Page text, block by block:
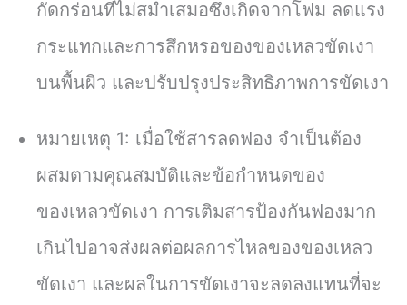
กัดกร่อนที่ไม่สม่ำเสมอซึ่งเกิดจากโฟม ลดแรง
กระแทกและการสึกหรอของของเหลวขัดเงา
บนพื้นผิว และปรับปรุงประสิทธิภาพการขัดเงา
หมายเหตุ 1: เมื่อใช้สารลดฟอง จำเป็นต้อง
ผสมตามคุณสมบัติและข้อกำหนดของ
ของเหลวขัดเงา การเติมสารป้องกันฟองมาก
เกินไปอาจส่งผลต่อผลการไหลของของเหลว
ขัดเงา และผลในการขัดเงาจะลดลงแทนที่จะ